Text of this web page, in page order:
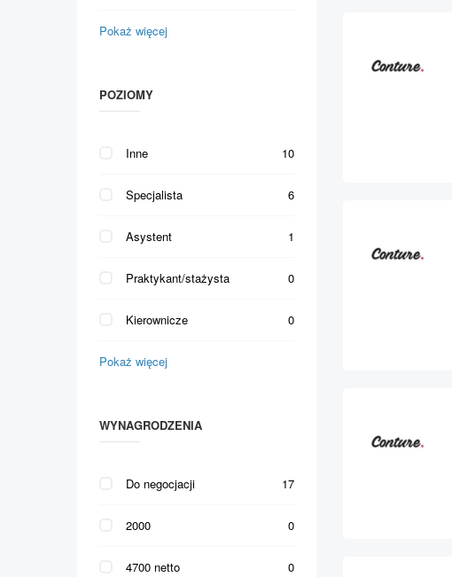
Pokaż więcej
POZIOMY
Inne 10
Specjalista 6
Asystent 1
Praktykant/stażysta 0
Kierownicze 0
Pokaż więcej
WYNAGRODZENIA
Do negocjacji 17
2000 0
4700 netto 0